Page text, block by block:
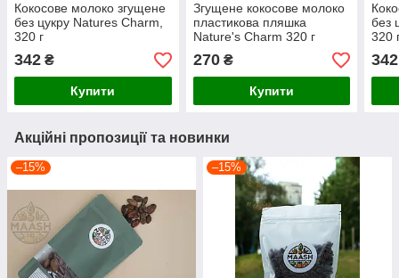
Кокосове молоко згущене
без цукру Natures Charm,
320 г
342 ₴
Купити
Згущене кокосове молоко
пластикова пляшка
Nature's Charm 320 г
270₴
Купити
без
320
342
Акційні пропозиції та новинки
–15% –15%